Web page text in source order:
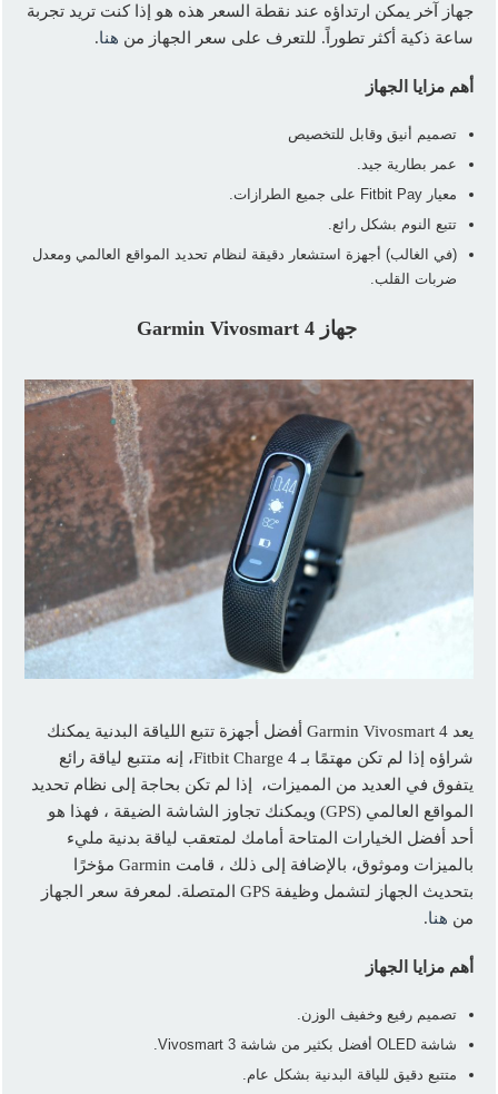
جهاز آخر يمكن ارتداؤه عند نقطة السعر هذه هو إذا كنت تريد تجربة
ساعة ذكية أكثر تطوراً. للتعرف على سعر الجهاز من هنا.
أهم مزايا الجهاز
تصميم أنيق وقابل للتخصيص
عمر بطارية جيد.
معيار Fitbit Pay على جميع الطرازات.
تتبع النوم بشكل رائع.
(في الغالب) أجهزة استشعار دقيقة لنظام تحديد المواقع العالمي ومعدل
ضربات القلب.
جهاز Garmin Vivosmart 4
يعد Garmin Vivosmart 4 أفضل أجهزة تتبع اللياقة البدنية يمكنك
شراؤه إذا لم تكن مهتمًا بـ Fitbit Charge 4، إنه متتبع لياقة رائع
يتفوق في العديد من المميزات، إذا لم تكن بحاجة إلى نظام تحديد
المواقع العالمي (GPS) ويمكنك تجاوز الشاشة الضيقة ، فهذا هو
أحد أفضل الخيارات المتاحة أمامك لمتعقب لياقة بدنية مليء
بالميزات وموثوق، بالإضافة إلى ذلك ، قامت Garmin مؤخرًا
بتحديث الجهاز لتشمل وظيفة GPS المتصلة. لمعرفة سعر الجهاز
من هنا.
أهم مزايا الجهاز
تصميم رفيع وخفيف الوزن.
شاشة OLED أفضل بكثير من شاشة Vivosmart 3.
متتبع دقيق للياقة البدنية بشكل عام.